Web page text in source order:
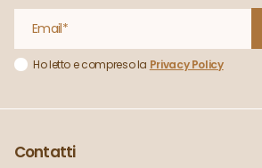
Ho letto e compreso la Privacy Policy
Contatti